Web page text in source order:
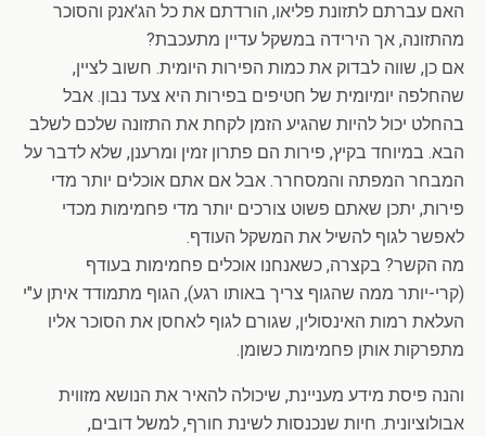
האם עברתם לתזונת פליאו, הורדתם את כל הג'אנק והסוכר
מהתזונה, אך הירידה במשקל עדיין מתעכבת?
אם כן, שווה לבדוק את כמות הפירות היומית. חשוב לציין,
שהחלפה יומיומית של חטיפים בפירות היא צעד נבון. אבל
בהחלט יכול להיות שהגיע הזמן לקחת את התזונה שלכם לשלב
הבא. במיוחד בקיץ, פירות הם פתרון זמין ומרענן, שלא לדבר על
המבחר המפתה והמסחרר. אבל אם אתם אוכלים יותר מדי
פירות, יתכן שאתם פשוט צורכים יותר מדי פחמימות מכדי
לאפשר לגוף להשיל את המשקל העודף.
מה הקשר? בקצרה, כשאנחנו אוכלים פחמימות בעודף
(קרי-יותר ממה שהגוף צריך באותו רגע), הגוף מתמודד איתן ע"י
העלאת רמות האינסולין, שגורם לגוף לאחסן את הסוכר אליו
מתפרקות אותן פחמימות כשומן.
והנה פיסת מידע מעניינת, שיכולה להאיר את הנושא מזווית
אבולוציונית. חיות שנכנסות לשינת חורף, למשל דובים,